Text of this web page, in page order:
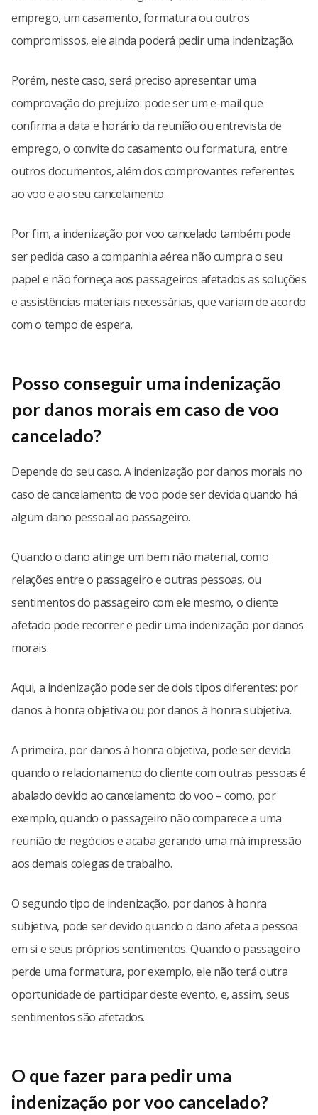
emprego, um casamento, formatura ou outros
compromissos, ele ainda poderá pedir uma indenização.
Porém, neste caso, será preciso apresentar uma
comprovação do prejuízo: pode ser um e-mail que
confirma a data e horário da reunião ou entrevista de
emprego, o convite do casamento ou formatura, entre
outros documentos, além dos comprovantes referentes
ao voo e ao seu cancelamento.
Por fim, a indenização por voo cancelado também pode
ser pedida caso a companhia aérea não cumpra o seu
papel e não forneça aos passageiros afetados as soluções
e assistências materiais necessárias, que variam de acordo
com o tempo de espera.
Posso conseguir uma indenização
por danos morais em caso de voo
cancelado?
Depende do seu caso. A indenização por danos morais no
caso de cancelamento de voo pode ser devida quando há
algum dano pessoal ao passageiro.
Quando o dano atinge um bem não material, como
relações entre o passageiro e outras pessoas, ou
sentimentos do passageiro com ele mesmo, o cliente
afetado pode recorrer e pedir uma indenização por danos
morais.
Aqui, a indenização pode ser de dois tipos diferentes: por
danos à honra objetiva ou por danos à honra subjetiva.
A primeira, por danos à honra objetiva, pode ser devida
quando o relacionamento do cliente com outras pessoas é
abalado devido ao cancelamento do voo – como, por
exemplo, quando o passageiro não comparece a uma
reunião de negócios e acaba gerando uma má impressão
aos demais colegas de trabalho.
O segundo tipo de indenização, por danos à honra
subjetiva, pode ser devido quando o dano afeta a pessoa
em si e seus próprios sentimentos. Quando o passageiro
perde uma formatura, por exemplo, ele não terá outra
oportunidade de participar deste evento, e, assim, seus
sentimentos são afetados.
O que fazer para pedir uma
indenização por voo cancelado?